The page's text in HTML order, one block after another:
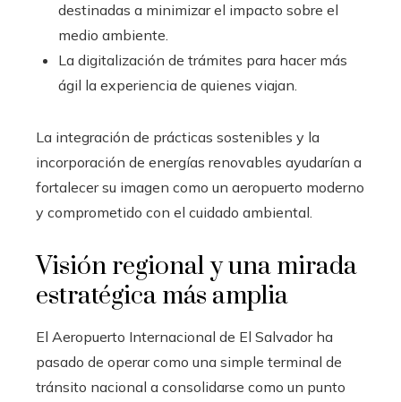
destinadas a minimizar el impacto sobre el
medio ambiente.
La digitalización de trámites para hacer más
ágil la experiencia de quienes viajan.
La integración de prácticas sostenibles y la
incorporación de energías renovables ayudarían a
fortalecer su imagen como un aeropuerto moderno
y comprometido con el cuidado ambiental.
Visión regional y una mirada
estratégica más amplia
El Aeropuerto Internacional de El Salvador ha
pasado de operar como una simple terminal de
tránsito nacional a consolidarse como un punto